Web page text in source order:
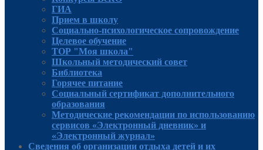
ГИА
Прием в школу
Социально-психологическое сопровождение
Целевое обучение
ТОР "Моя школа"
Школьный методический совет
Библиотека
Горячее питание
Социальный сертификат дополнительного
образования
Методические рекомендации по использованию
сервисов «Электронный дневник» и
«Электронный журнал»
Сведения об организации отдыха детей и их